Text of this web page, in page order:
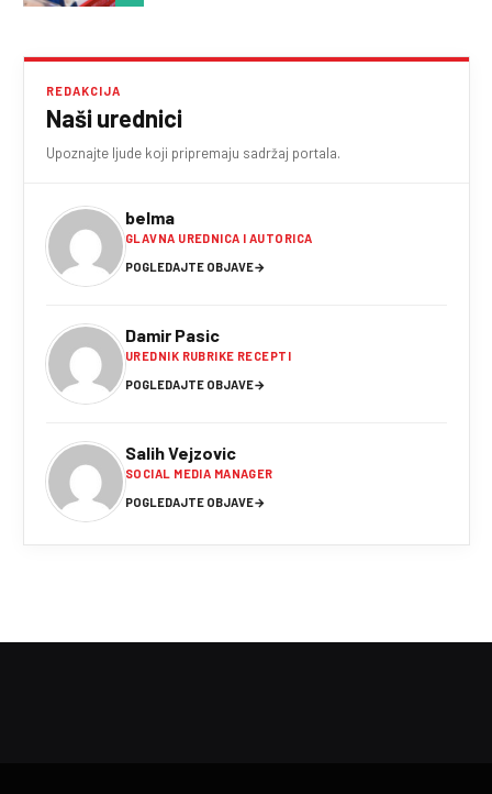
REDAKCIJA
Naši urednici
Upoznajte ljude koji pripremaju sadržaj portala.
belma
GLAVNA UREDNICA I AUTORICA
POGLEDAJTE OBJAVE→
Damir Pasic
UREDNIK RUBRIKE RECEPTI
POGLEDAJTE OBJAVE→
Salih Vejzovic
SOCIAL MEDIA MANAGER
POGLEDAJTE OBJAVE→